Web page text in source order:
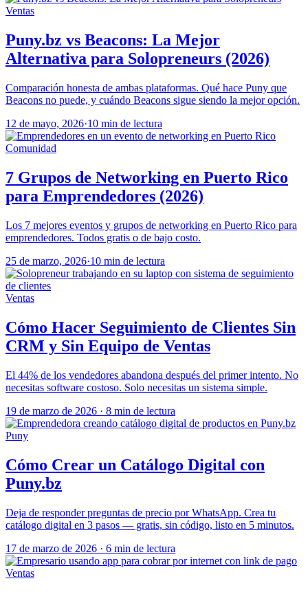
Ventas
Puny.bz vs Beacons: La Mejor
Alternativa para Solopreneurs (2026)
Comparación honesta de ambas plataformas. Qué hace Puny que
Beacons no puede, y cuándo Beacons sigue siendo la mejor opción.
12 de mayo, 2026·10 min de lectura
Comunidad
7 Grupos de Networking en Puerto Rico
para Emprendedores (2026)
Los 7 mejores eventos y grupos de networking en Puerto Rico para
emprendedores. Todos gratis o de bajo costo.
25 de marzo, 2026·10 min de lectura
Ventas
Cómo Hacer Seguimiento de Clientes Sin
CRM y Sin Equipo de Ventas
El 44% de los vendedores abandona después del primer intento. No
necesitas software costoso. Solo necesitas un sistema simple.
19 de marzo de 2026 · 8 min de lectura
Puny
Cómo Crear un Catálogo Digital con
Puny.bz
Deja de responder preguntas de precio por WhatsApp. Crea tu
catálogo digital en 3 pasos — gratis, sin código, listo en 5 minutos.
17 de marzo de 2026 · 6 min de lectura
Ventas